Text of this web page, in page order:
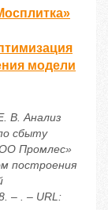
модели
В. Анализ
сбыту
Промлес»
построения
– . – URL: